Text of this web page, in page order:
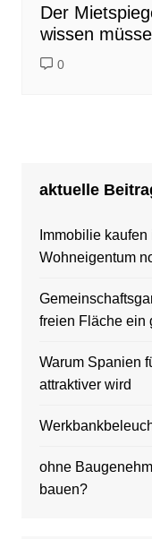
Der
wissen
0
aktuelle
Immobilie
Wohneigentum
freien Fläche ein
Warum Spanien
attraktiver wird
ohne
bauen?